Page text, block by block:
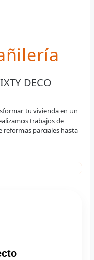
DECO
tu vivienda en un
trabajos de
reformas parciales hasta